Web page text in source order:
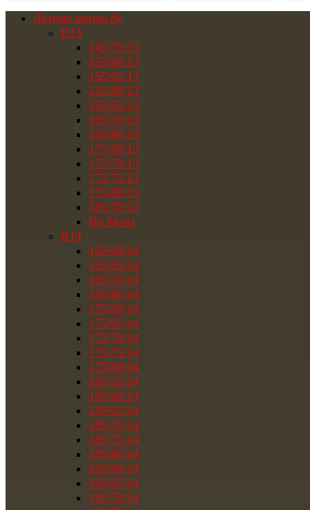
Летние шины бу
R13
145/70/13
155/60/13
155/65/13
155/80/13
165/65/13
165/70/13
165/80/13
175/60/13
175/70/13
175/75/13
175/80/13
185/70/13
На Matiz
R14
165/60/14
165/65/14
165/70/14
165/80/14
175/60/14
175/65/14
175/70/14
175/75/14
175/80/14
185/55/14
185/60/14
185/65/14
185/70/14
185/75/14
185/80/14
195/60/14
195/65/14
195/70/14